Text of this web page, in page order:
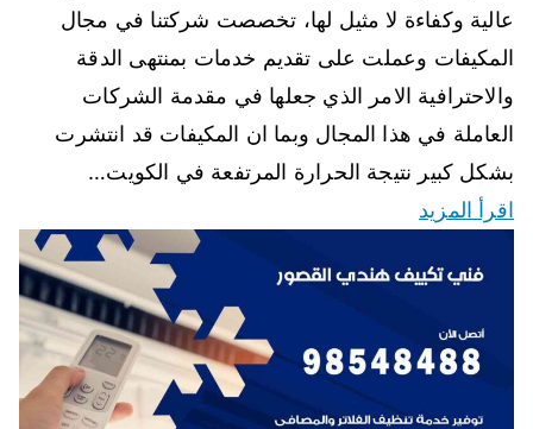
عالية وكفاءة لا مثيل لها، تخصصت شركتنا في مجال
المكيفات وعملت على تقديم خدمات بمنتهى الدقة
والاحترافية الامر الذي جعلها في مقدمة الشركات
العاملة في هذا المجال وبما ان المكيفات قد انتشرت
بشكل كبير نتيجة الحرارة المرتفعة في الكويت…
اقرأ المزيد